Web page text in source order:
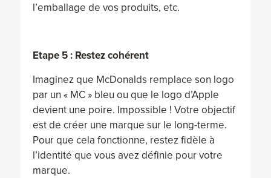
l’emballage de vos produits, etc.
Etape 5 : Restez cohérent
Imaginez que McDonalds remplace son logo
par un « MC » bleu ou que le logo d’Apple
devient une poire. Impossible ! Votre objectif
est de créer une marque sur le long-terme.
Pour que cela fonctionne, restez fidèle à
l’identité que vous avez définie pour votre
marque.